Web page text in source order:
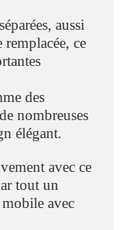
aussi
ce
des
nombreuses
élégant.
avec ce
tout un
avec